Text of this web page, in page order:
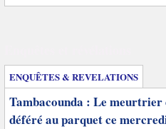
ENQUÊTES & REVELATIONS
Tambacounda : Le meurtrier
déféré au parquet ce